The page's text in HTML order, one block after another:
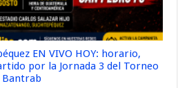
EN VIVO HOY: horario,
por la Jornada 3 del Torneo
Bantrab